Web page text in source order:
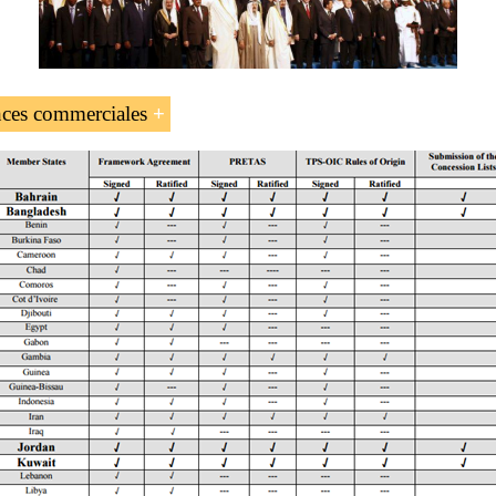
,étique, religions et affaires.
commerciales
du système de préférences commerciales de